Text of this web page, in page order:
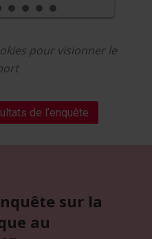
pour visionner le
de l’enquête
sur la
au